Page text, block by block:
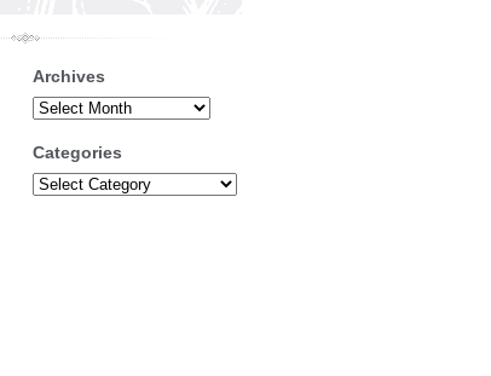
Archives
Archives
Categories
Categories